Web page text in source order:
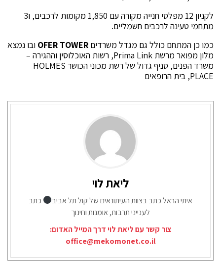
לקניון 12 מפלסי חנייה מקורה עם 1,850 מקומות לרכבים, ו3
מתחמי טעינה לרכבים חשמליים.
כמו כן המתחם כולל גם מגדל משרדים OFER TOWER ובו נמצא
מלון מפואר מרשת Prima Link, רשות האוכלוסין וההגירה –
משרד הפנים, סניף גדול של רשת מכוני הכושר HOLMES
PLACE, בית הרופאים
ליאת לוי
איתי הראל כתב בצוות העיתונאים של קול תל אביב
כתב
לענייני תרבות, אומנות וחינוך
צור קשר עם ליאת לוי דרך המייל האדום:
office@mekomonet.co.il